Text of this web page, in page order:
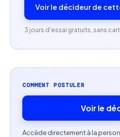
Voir le décideur de
3 jours d'essai gratuits, sans
COMMENT POSTULER
Voir le
Accède directement à la